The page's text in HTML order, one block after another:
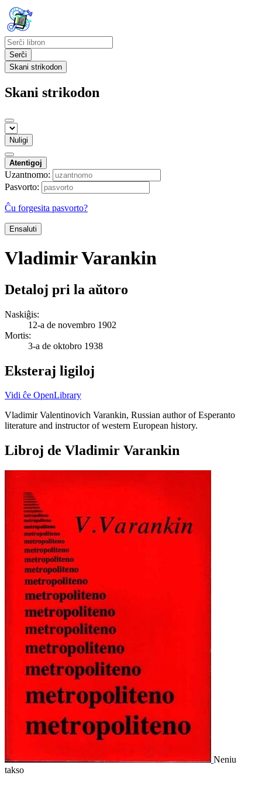
Serĉi
Skani strikodon
Skani strikodon
Nuligi
Atentigoj
Uzantnomo:
Pasvorto:
Ĉu forgesita pasvorto?
Ensaluti
Vladimir Varankin
Detaloj pri la aŭtoro
Naskiĝis:
12-a de novembro 1902
Mortis:
3-a de oktobro 1938
Eksteraj ligiloj
Vidi ĉe OpenLibrary
Vladimir Valentinovich Varankin, Russian author of Esperanto
literature and instructor of western European history.
Libroj de Vladimir Varankin
Neniu
takso